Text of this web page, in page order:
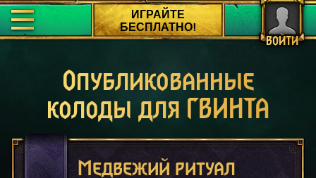
ВОЙТИ
ИГРАЙТЕ
БЕСПЛАТНО!
Опубликованные
колоды для ГВИНТА
Медвежий ритуал